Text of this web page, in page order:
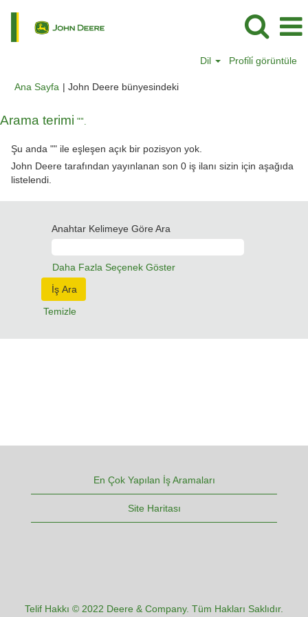
Dil Profi̇li̇ görüntüle
Ana Sayfa | John Deere bünyesindeki(mevcut
Arama terimi "".
Şu anda "" ile eşleşen açık bir pozisyon yok.
John Deere tarafından yayınlanan son 0 iş ilanı sizin için aşağıda
listelendi.
Anahtar Kelimeye Göre Ara
Daha Fazla Seçenek Göster
Temizle
En Çok Yapılan İş Aramaları
Site Haritası
Telif Hakkı © 2022 Deere & Company. Tüm Hakları Saklıdır.